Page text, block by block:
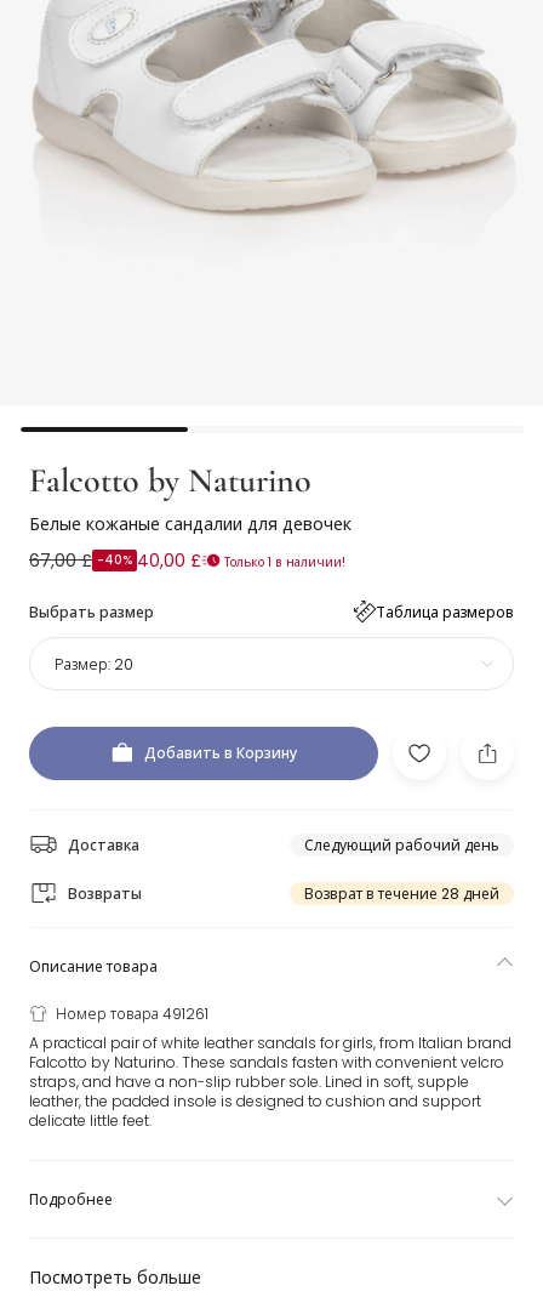
Falcotto by Naturino
Белые кожаные сандалии для девочек
67,00 £ -40% 40,00 £ Только 1 в наличии!
Выбрать размер Таблица размеров
Размер: 20
Добавить в Корзину
Доставка Следующий рабочий день
Возвраты Возврат в течение 28 дней
Посмотреть больше
Описание товара
Номер товара 491261
A practical pair of white leather sandals for girls, from Italian brand
Falcotto by Naturino. These sandals fasten with convenient velcro
straps, and have a non-slip rubber sole. Lined in soft, supple
leather, the padded insole is designed to cushion and support
delicate little feet.
Подробнее